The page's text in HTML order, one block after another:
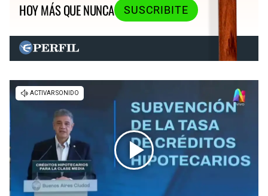
HOY MÁS QUE NUNCA
SUSCRIBITE